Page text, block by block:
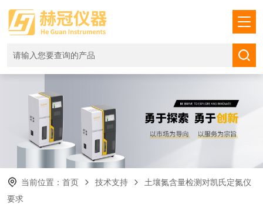
当前位置： 首页 技术支持
土壤氮含量检测对凯氏定氮仪
要求